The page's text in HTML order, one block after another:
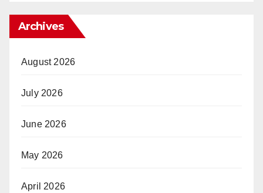
Archives
August 2026
July 2026
June 2026
May 2026
April 2026